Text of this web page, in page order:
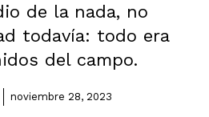
de la nada, no
todavía: todo era
del campo.
noviembre 28, 2023